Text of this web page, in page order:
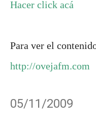
Hacer click acá
Para ver el
http://ovejafm.com
05/11/2009